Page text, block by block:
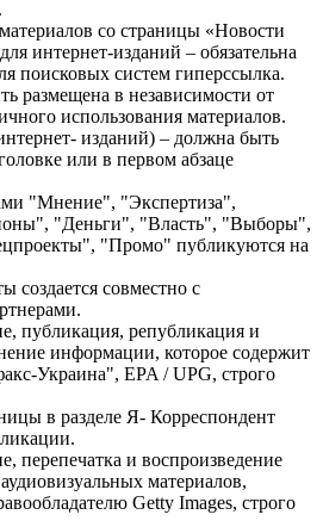
со страницы «Новости
интернет-изданий – обязательна
поисковых систем гиперссылка.
размещена в независимости от
использования материалов.
изданий) – должна быть
или в первом абзаце
"Мнение", "Экспертиза",
"Деньги", "Власть", "Выборы",
"Промо" публикуются на
создается совместно с
публикация, републикация и
информации, которое содержит
Украина", EPA / UPG, строго
в разделе Я- Корреспондент
перепечатка и воспроизведение
материалов,
Getty Images, строго